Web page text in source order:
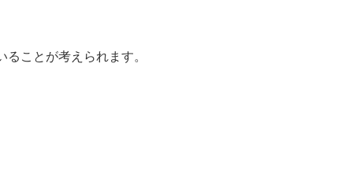
ことが考えられます。